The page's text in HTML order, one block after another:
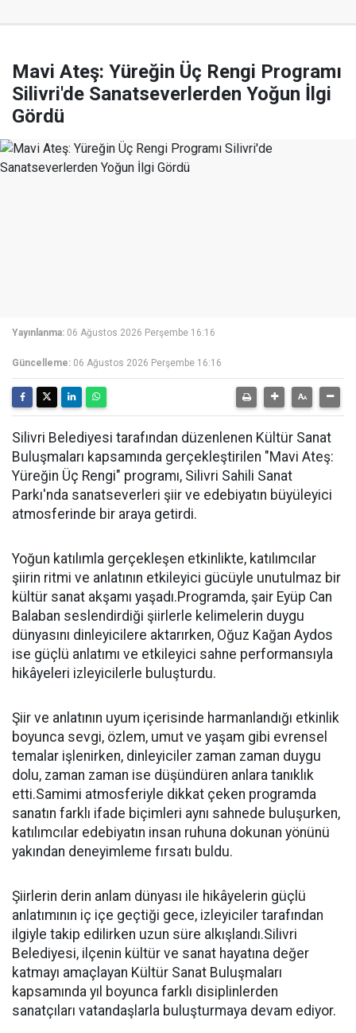
Mavi Ateş: Yüreğin Üç Rengi Programı
Silivri'de Sanatseverlerden Yoğun İlgi
Gördü
Yayınlanma: 06 Ağustos 2026 Perşembe 16:16
Güncelleme: 06 Ağustos 2026 Perşembe 16:16
Silivri Belediyesi tarafından düzenlenen Kültür Sanat
Buluşmaları kapsamında gerçekleştirilen "Mavi Ateş:
Yüreğin Üç Rengi" programı, Silivri Sahili Sanat
Parkı'nda sanatseverleri şiir ve edebiyatın büyüleyici
atmosferinde bir araya getirdi.
Yoğun katılımla gerçekleşen etkinlikte, katılımcılar
şiirin ritmi ve anlatının etkileyici gücüyle unutulmaz bir
kültür sanat akşamı yaşadı.Programda, şair Eyüp Can
Balaban seslendirdiği şiirlerle kelimelerin duygu
dünyasını dinleyicilere aktarırken, Oğuz Kağan Aydos
ise güçlü anlatımı ve etkileyici sahne performansıyla
hikâyeleri izleyicilerle buluşturdu.
Şiir ve anlatının uyum içerisinde harmanlandığı etkinlik
boyunca sevgi, özlem, umut ve yaşam gibi evrensel
temalar işlenirken, dinleyiciler zaman zaman duygu
dolu, zaman zaman ise düşündüren anlara tanıklık
etti.Samimi atmosferiyle dikkat çeken programda
sanatın farklı ifade biçimleri aynı sahnede buluşurken,
katılımcılar edebiyatın insan ruhuna dokunan yönünü
yakından deneyimleme fırsatı buldu.
Şiirlerin derin anlam dünyası ile hikâyelerin güçlü
anlatımının iç içe geçtiği gece, izleyiciler tarafından
ilgiyle takip edilirken uzun süre alkışlandı.Silivri
Belediyesi, ilçenin kültür ve sanat hayatına değer
katmayı amaçlayan Kültür Sanat Buluşmaları
kapsamında yıl boyunca farklı disiplinlerden
sanatçıları vatandaşlarla buluşturmaya devam ediyor.